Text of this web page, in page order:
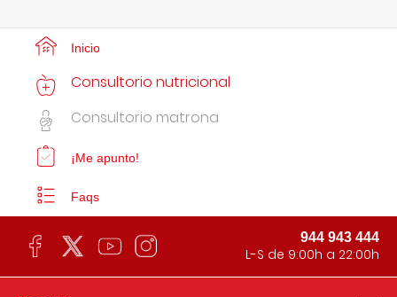
Inicio
Consultorio nutricional
Consultorio matrona
¡Me apunto!
Faqs
944 943 444
L-S de 9:00h a 22:00h